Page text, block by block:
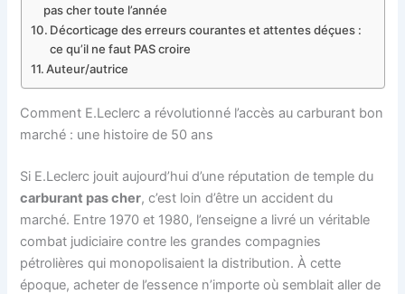
pas cher toute l’année
Décorticage des erreurs courantes et attentes déçues :
ce qu’il ne faut PAS croire
Auteur/autrice
Comment E.Leclerc a révolutionné l’accès au carburant bon
marché : une histoire de 50 ans
Si E.Leclerc jouit aujourd’hui d’une réputation de temple du
carburant pas cher, c’est loin d’être un accident du
marché. Entre 1970 et 1980, l’enseigne a livré un véritable
combat judiciaire contre les grandes compagnies
pétrolières qui monopolisaient la distribution. À cette
époque, acheter de l’essence n’importe où semblait aller de